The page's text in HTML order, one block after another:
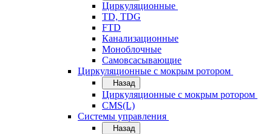
Циркуляционные
TD, TDG
FTD
Канализационные
Моноблочные
Самовсасывающие
Циркуляционные с мокрым ротором
Назад
Циркуляционные с мокрым ротором
CMS(L)
Системы управления
Назад